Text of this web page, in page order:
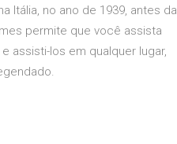
Itália, no ano de 1939, antes da
permite que você assista
assisti-los em qualquer lugar,